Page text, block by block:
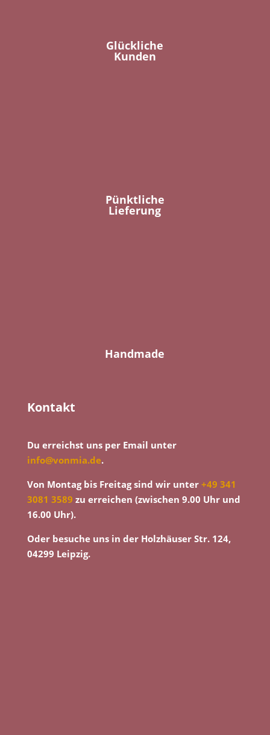
Glückliche
Kunden
Pünktliche
Lieferung
Handmade
Kontakt
Du erreichst uns per Email unter
info@vonmia.de.
Von Montag bis Freitag sind wir unter +49 341
3081 3589 zu erreichen (zwischen 9.00 Uhr und
16.00 Uhr).
Oder besuche uns in der Holzhäuser Str. 124,
04299 Leipzig.